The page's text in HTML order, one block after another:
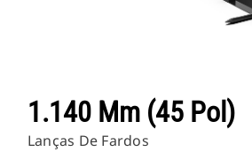
1.140 Mm (45 Pol)
Lanças De Fardos